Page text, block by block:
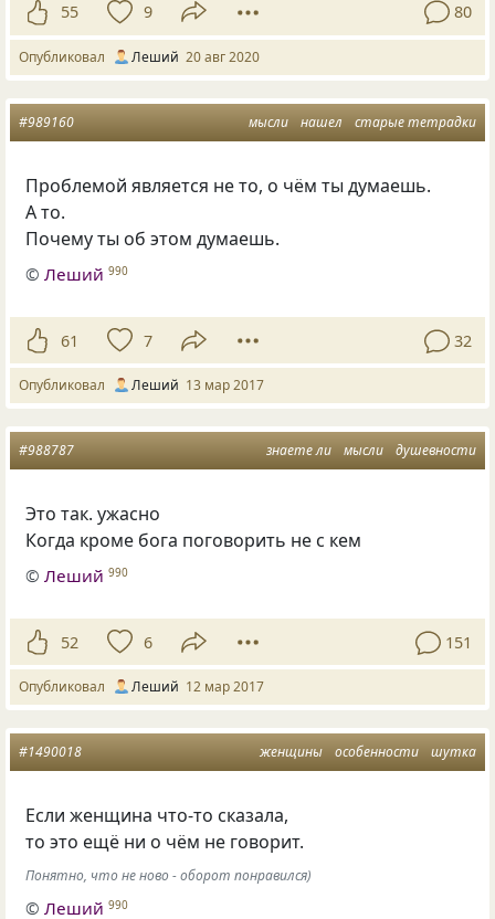
55 9 80
Опубликовал Леший 20 авг 2020
мысли нашел старые тетрадки
#989160
Проблемой является не то, о чём ты думаешь.
А то.
Почему ты об этом думаешь.
©Леший 990
61 7 32
Опубликовал Леший 13 мар 2017
знаете ли мысли душевности
#988787
Это так. ужасно
Когда кроме бога поговорить не с кем
©Леший 990
52 6 151
Опубликовал Леший 12 мар 2017
женщины особенности шутка
#1490018
Если женщина что-то сказала,
то это ещё ни о чём не говорит.
Понятно, что не ново - оборот понравился)
©Леший 990